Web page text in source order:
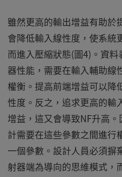
雖然更高的輸出增益有助於
會降低輸入線性度，使系統
而進入壓縮狀態(圖4)。資
器性能，需要在輸入輔助線
權衡。提高前端增益可以降
性度。反之，追求更高的輸
增益，這又會導致NF升高
計需要在這些參數之間進行
一個參數。設計人員必須摒
射器端為導向的思維模式，